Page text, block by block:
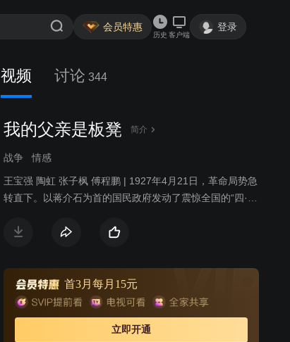
会员特惠
历史 客户端
登录
视频 讨论 344
我的父亲是板凳 简介
战争 情感
王宝强 陶虹 张子枫 傅程鹏 | 1927年4月21日，革命局势急
转直下。以蒋介石为首的国民政府发动了震惊全国的“四·一
国上下风声鹤唳，十里洋场更是哀鸿遍野。在这起事件
的途中，他遭遇了共产党人和青帮以及国民党特务的枪
战。与他一同遭遇枪战的还有师兄常墩子。常的真实身份
是共产党员，他正带着女孩红儿去和地下党员唐雪梅街
头。常死前将红儿托付给板凳，板凳被迫成为了女孩的父
首3月每月15元
立即开通